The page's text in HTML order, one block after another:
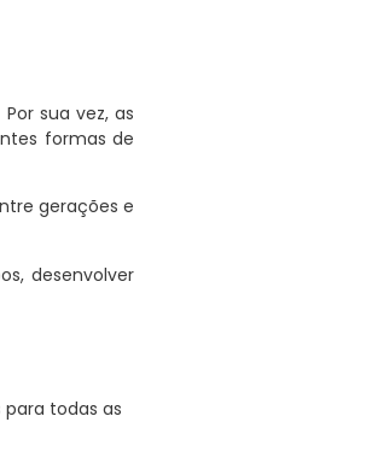
sua vez, as
formas de
gerações e
desenvolver
todas as